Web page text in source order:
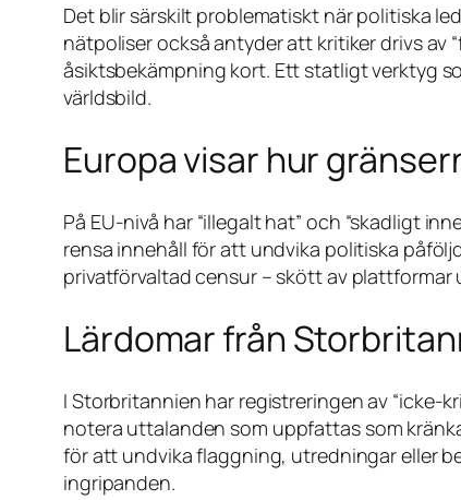
Det blir särskilt problematiskt när politiska
nätpoliser också antyder att kritiker drivs av
åsiktsbekämpning kort. Ett statligt verktyg
världsbild.
Europa visar hur
På EU-nivå har “illegalt hat” och “skadligt
rensa innehåll för att undvika politiska
privatförvaltad censur – skött av
Lärdomar från
I Storbritannien har registreringen av “icke-
notera uttalanden som uppfattas som
för att undvika flaggning, utredningar eller
ingripanden.